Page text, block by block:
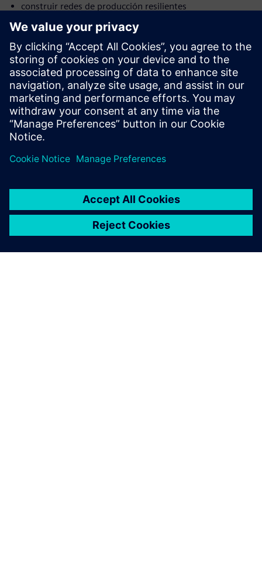
construir redes de producción resilientes
alinearse con las normas de seguridad y comunicación
Tanto si optimizas entornos discretos como híbridos, esta
sesión aporta las ideas que necesitas para mantenerte a la
cabeza en una industria que evoluciona con rapidez.
Ve el webinar ahora mismo para obtener información
fundamental y mantenerte a la vanguardia de una industria
de la alimentación y las bebidas que evoluciona muy
deprisa.